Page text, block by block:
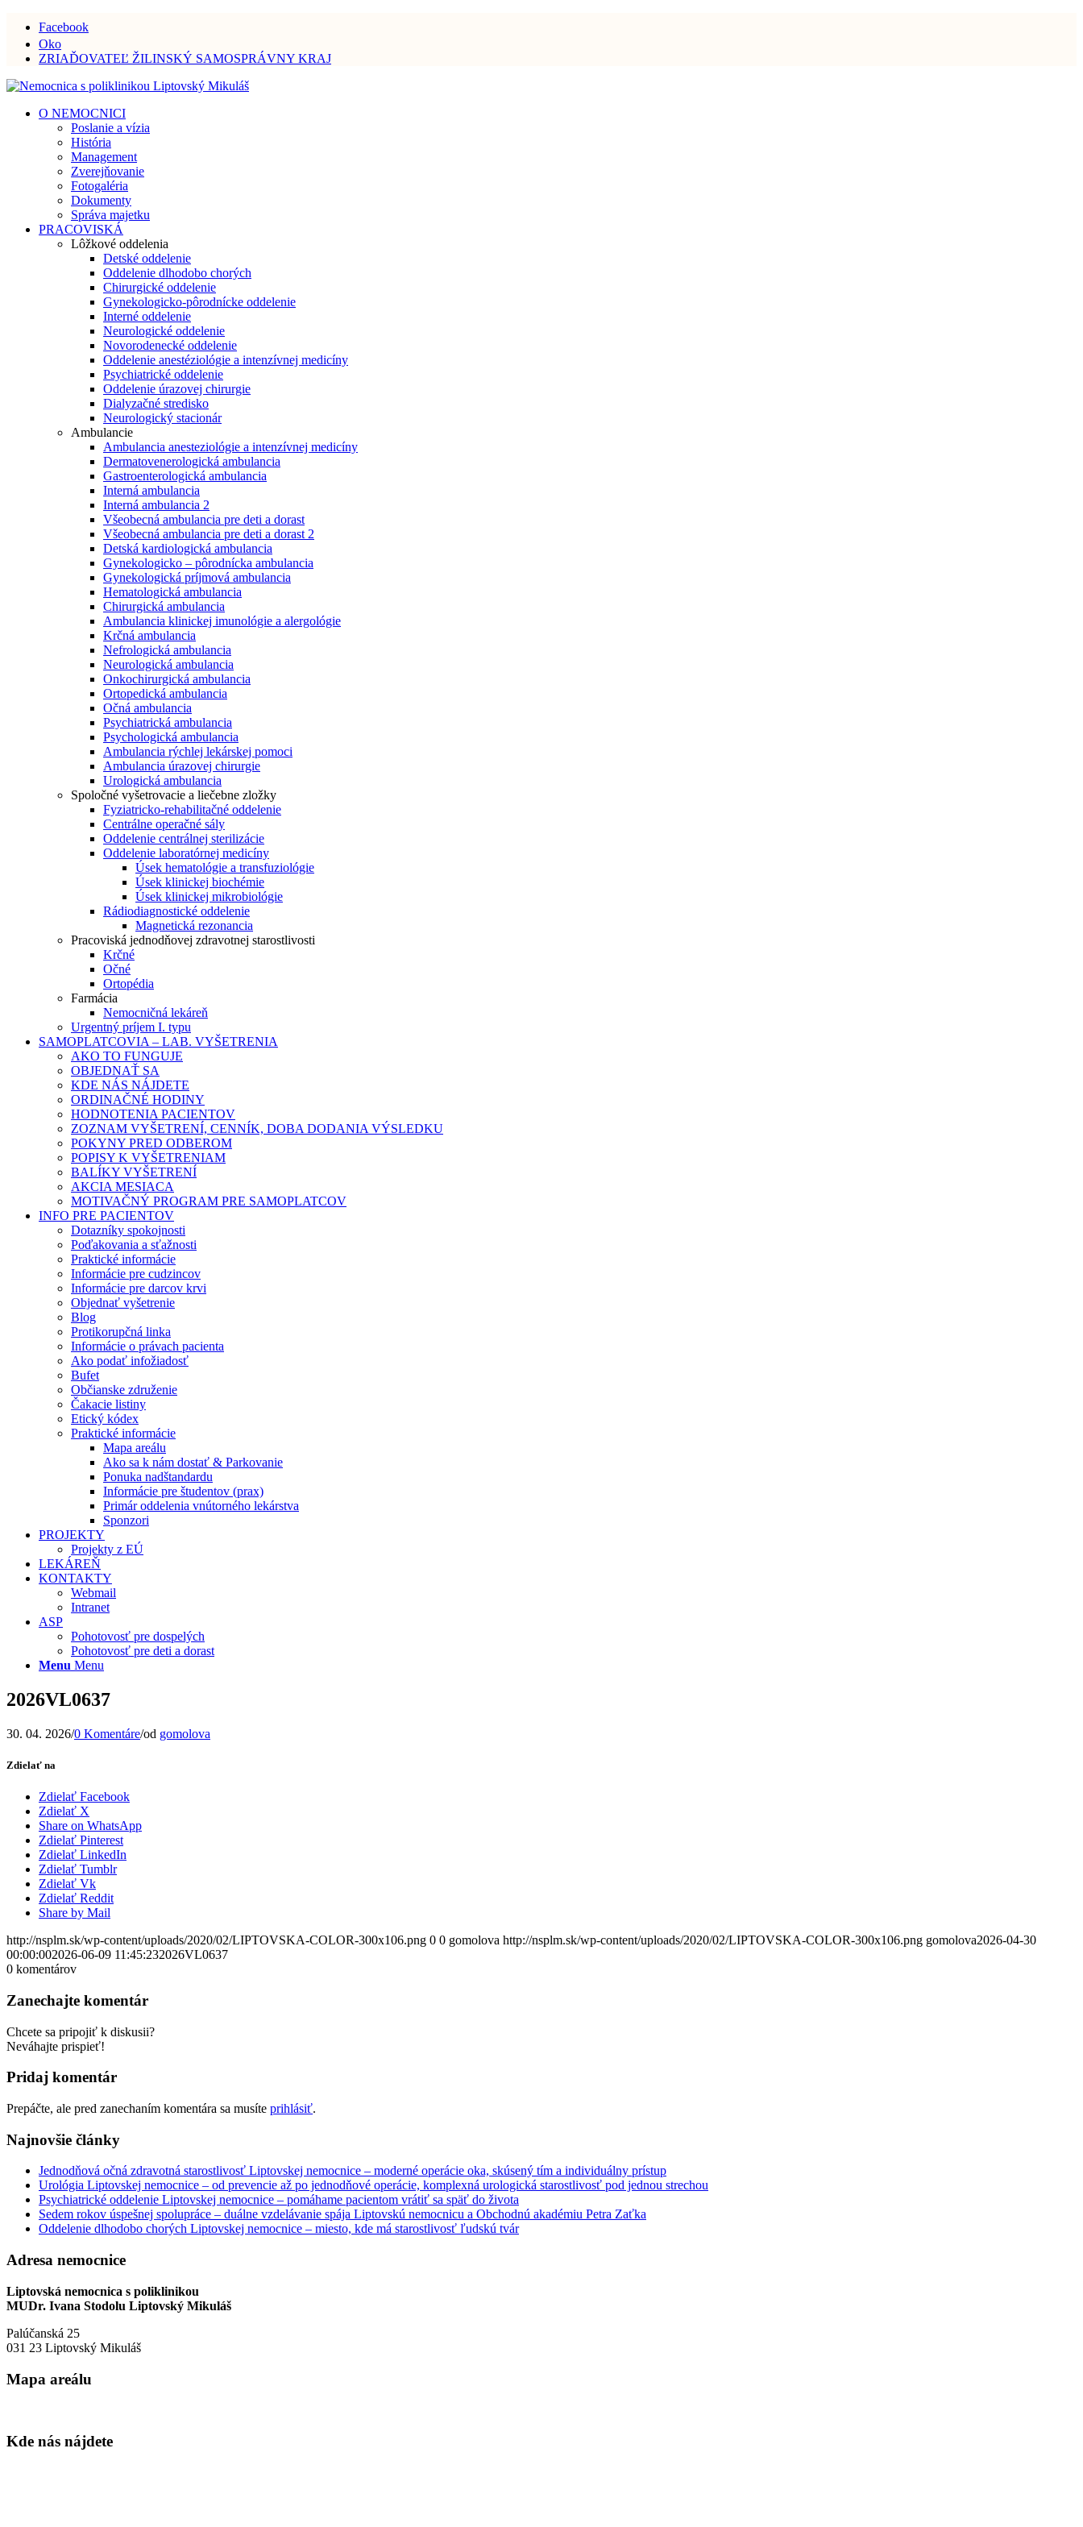
Facebook
Oko
ZRIAĎOVATEĽ ŽILINSKÝ SAMOSPRÁVNY KRAJ
O NEMOCNICI
Poslanie a vízia
História
Management
Zverejňovanie
Fotogaléria
Dokumenty
Správa majetku
PRACOVISKÁ
Lôžkové oddelenia
Detské oddelenie
Oddelenie dlhodobo chorých
Chirurgické oddelenie
Gynekologicko-pôrodnícke oddelenie
Interné oddelenie
Neurologické oddelenie
Novorodenecké oddelenie
Oddelenie anestéziológie a intenzívnej medicíny
Psychiatrické oddelenie
Oddelenie úrazovej chirurgie
Dialyzačné stredisko
Neurologický stacionár
Ambulancie
Ambulancia anesteziológie a intenzívnej medicíny
Dermatovenerologická ambulancia
Gastroenterologická ambulancia
Interná ambulancia
Interná ambulancia 2
Všeobecná ambulancia pre deti a dorast
Všeobecná ambulancia pre deti a dorast 2
Detská kardiologická ambulancia
Gynekologicko – pôrodnícka ambulancia
Gynekologická príjmová ambulancia
Hematologická ambulancia
Chirurgická ambulancia
Ambulancia klinickej imunológie a alergológie
Krčná ambulancia
Nefrologická ambulancia
Neurologická ambulancia
Onkochirurgická ambulancia
Ortopedická ambulancia
Očná ambulancia
Psychiatrická ambulancia
Psychologická ambulancia
Ambulancia rýchlej lekárskej pomoci
Ambulancia úrazovej chirurgie
Urologická ambulancia
Spoločné vyšetrovacie a liečebne zložky
Fyziatricko-rehabilitačné oddelenie
Centrálne operačné sály
Oddelenie centrálnej sterilizácie
Oddelenie laboratórnej medicíny
Úsek hematológie a transfuziológie
Úsek klinickej biochémie
Úsek klinickej mikrobiológie
Rádiodiagnostické oddelenie
Magnetická rezonancia
Pracoviská jednodňovej zdravotnej starostlivosti
Krčné
Očné
Ortopédia
Farmácia
Nemocničná lekáreň
Urgentný príjem I. typu
SAMOPLATCOVIA – LAB. VYŠETRENIA
AKO TO FUNGUJE
OBJEDNAŤ SA
KDE NÁS NÁJDETE
ORDINAČNÉ HODINY
HODNOTENIA PACIENTOV
ZOZNAM VYŠETRENÍ, CENNÍK, DOBA DODANIA VÝSLEDKU
POKYNY PRED ODBEROM
POPISY K VYŠETRENIAM
BALÍKY VYŠETRENÍ
AKCIA MESIACA
MOTIVAČNÝ PROGRAM PRE SAMOPLATCOV
INFO PRE PACIENTOV
Dotazníky spokojnosti
Poďakovania a sťažnosti
Praktické informácie
Informácie pre cudzincov
Informácie pre darcov krvi
Objednať vyšetrenie
Blog
Protikorupčná linka
Informácie o právach pacienta
Ako podať infožiadosť
Bufet
Občianske združenie
Čakacie listiny
Etický kódex
Praktické informácie
Mapa areálu
Ako sa k nám dostať & Parkovanie
Ponuka nadštandardu
Informácie pre študentov (prax)
Primár oddelenia vnútorného lekárstva
Sponzori
PROJEKTY
Projekty z EÚ
LEKÁREŇ
KONTAKTY
Webmail
Intranet
ASP
Pohotovosť pre dospelých
Pohotovosť pre deti a dorast
Menu Menu
2026VL0637
30. 04. 2026/0 Komentáre/od gomolova
Zdielať na
Zdielať Facebook
Zdielať X
Share on WhatsApp
Zdielať Pinterest
Zdielať LinkedIn
Zdielať Tumblr
Zdielať Vk
Zdielať Reddit
Share by Mail
http://nsplm.sk/wp-content/uploads/2020/02/LIPTOVSKA-COLOR-300x106.png 0 0 gomolova http://nsplm.sk/wp-content/uploads/2020/02/LIPTOVSKA-COLOR-300x106.png gomolova2026-04-30
00:00:002026-06-09 11:45:232026VL0637
0 komentárov
Zanechajte komentár
Chcete sa pripojiť k diskusii?
Neváhajte prispieť!
Pridaj komentár
Prepáčte, ale pred zanechaním komentára sa musíte prihlásiť.
Najnovšie články
Jednodňová očná zdravotná starostlivosť Liptovskej nemocnice – moderné operácie oka, skúsený tím a individuálny prístup
Urológia Liptovskej nemocnice – od prevencie až po jednodňové operácie, komplexná urologická starostlivosť pod jednou strechou
Psychiatrické oddelenie Liptovskej nemocnice – pomáhame pacientom vrátiť sa späť do života
Sedem rokov úspešnej spolupráce – duálne vzdelávanie spája Liptovskú nemocnicu a Obchodnú akadémiu Petra Zaťka
Oddelenie dlhodobo chorých Liptovskej nemocnice – miesto, kde má starostlivosť ľudskú tvár
Adresa nemocnice
Liptovská nemocnica s poliklinikou
MUDr. Ivana Stodolu Liptovský Mikuláš
Palúčanská 25
031 23 Liptovský Mikuláš
Mapa areálu
Kde nás nájdete